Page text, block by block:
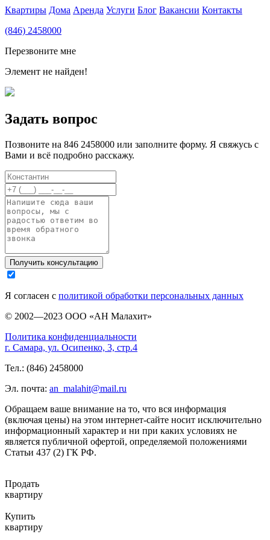
Квартиры Дома Аренда Услуги Блог Вакансии Контакты
(846) 2458000
Перезвоните мне
Элемент не найден!
Задать вопрос
Позвоните на 846 2458000 или заполните форму. Я свяжусь с
Вами и всё подробно расскажу.
Я согласен с политикой обработки персональных данных
© 2002—2023 ООО «АН Малахит»
Политика конфиденциальности
г. Самара, ул. Осипенко, 3, стр.4
Тел.: (846) 2458000
Эл. почта: an_malahit@mail.ru
Обращаем ваше внимание на то, что вся информация
(включая цены) на этом интернет-сайте носит исключительно
информационный характер и ни при каких условиях не
является публичной офертой, определяемой положениями
Статьи 437 (2) ГК РФ.
Продать
квартиру
Купить
квартиру